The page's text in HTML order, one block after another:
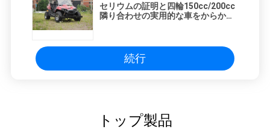
セリウムの証明と四輪150cc/200cc
隣り合わせの実用的な車をからかい
続行
トップ製品